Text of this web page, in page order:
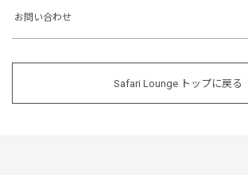
お問い合わせ
Safari Lounge トップに戻る